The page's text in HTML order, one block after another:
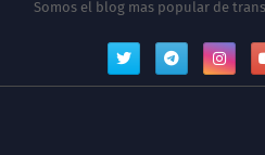
Somos el blog mas popular de